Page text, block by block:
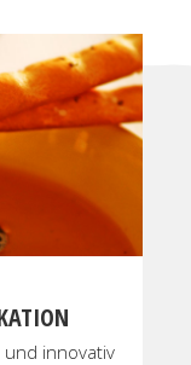
innovativ